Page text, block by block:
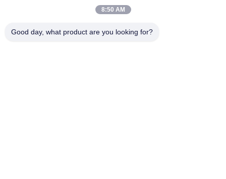
NO.61 Zona Industrial Pingxi, cidade de Huashan, distrito de
8:50 AM
Good day, what product are you looking for?